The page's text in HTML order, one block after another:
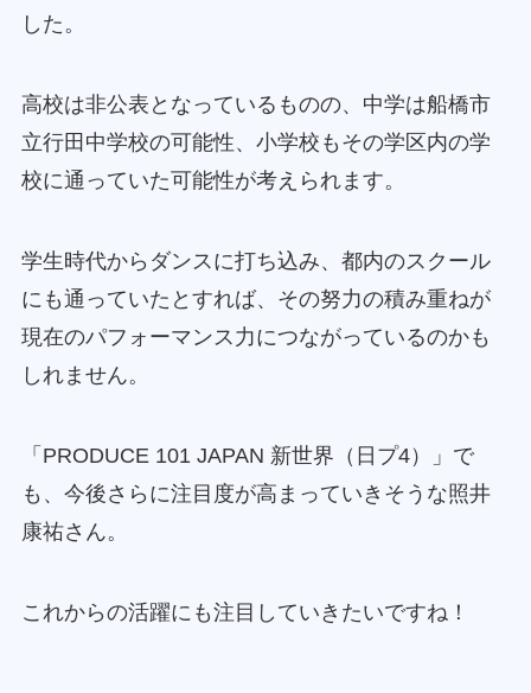
した。
高校は非公表となっているものの、中学は船橋市
立行田中学校の可能性、小学校もその学区内の学
校に通っていた可能性が考えられます。
学生時代からダンスに打ち込み、都内のスクール
にも通っていたとすれば、その努力の積み重ねが
現在のパフォーマンス力につながっているのかも
しれません。
「PRODUCE 101 JAPAN 新世界（日プ4）」で
も、今後さらに注目度が高まっていきそうな照井
康祐さん。
これからの活躍にも注目していきたいですね！